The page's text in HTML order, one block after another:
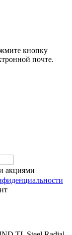
кнопку
почте.
акциями